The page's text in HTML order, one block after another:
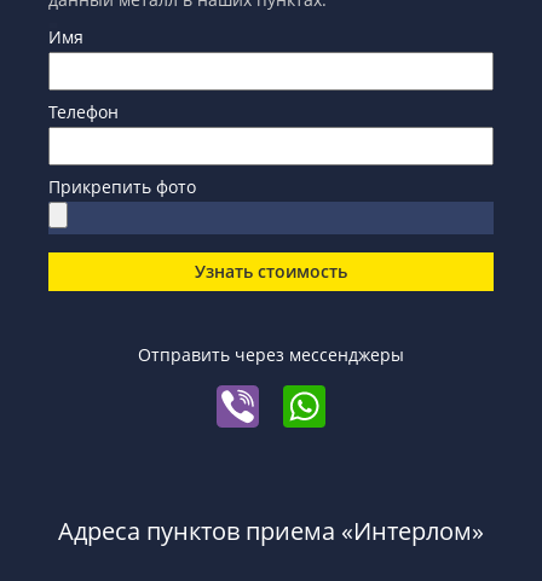
Имя
Телефон
Прикрепить фото
Узнать стоимость
Отправить через мессенджеры
Адреса пунктов приема «Интерлом»